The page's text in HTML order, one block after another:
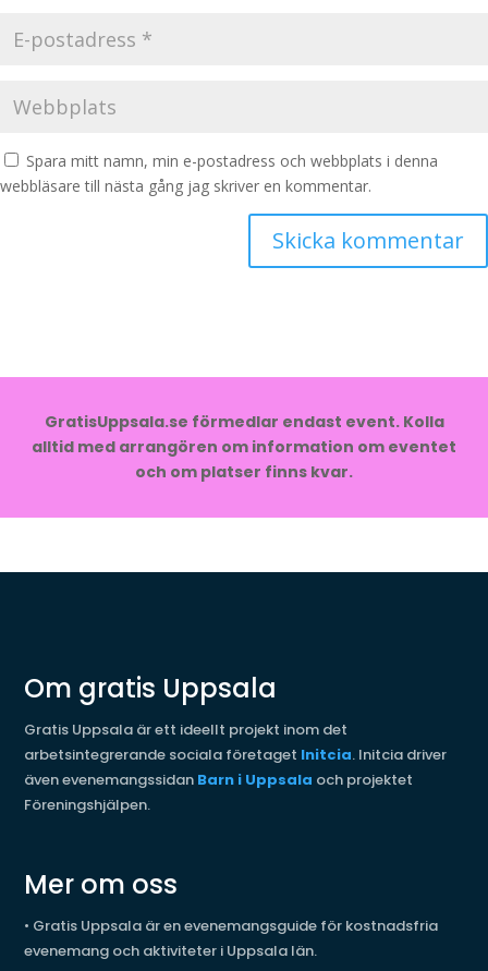
Spara mitt namn, min e-postadress och webbplats i denna
webbläsare till nästa gång jag skriver en kommentar.
GratisUppsala.se förmedlar endast event. Kolla
alltid med arrangören om information om eventet
och om platser finns kvar.
Om gratis Uppsala
Gratis Uppsala är ett ideellt projekt inom det
arbetsintegrerande sociala företaget Initcia. Initcia driver
även evenemangssidan Barn i Uppsala och projektet
Föreningshjälpen.
Mer om oss
• Gratis Uppsala är en evenemangsguide för kostnadsfria
evenemang och aktiviteter i Uppsala län.